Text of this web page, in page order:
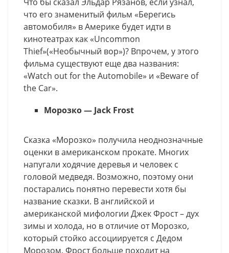
что его знаменитый фильм «Берегись
автомобиля» в Америке будет идти в
кинотеатрах как «Uncommon
Thief»(«Необычный вор»)? Впрочем, у этого
фильма существуют еще два названия:
«Watch out for the Automobile» и «Beware of
the Car».
Морозко — Jack Frost
Сказка «Морозко» получила неоднозначные
оценки в американском прокате. Многих
напугали ходячие деревья и человек с
головой медведя. Возможно, поэтому они
постарались понятно перевести хотя бы
название сказки. В английской и
американской мифологии Джек Фрост – дух
зимы и холода, но в отличие от Морозко,
который стойко ассоциируется с Дедом
Морозом, Фрост больше походит на